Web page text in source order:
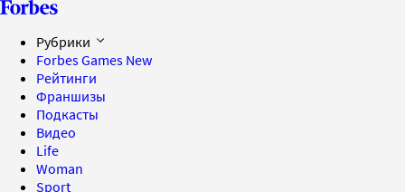
Рубрики
Forbes Games New
Рейтинги
Франшизы
Подкасты
Видео
Life
Woman
Sport